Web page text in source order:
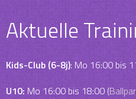
Aktuelle
Kids-Club (6-8j): Mo 16:00 bis
U10:Mo 16:00 bis 18:00 (